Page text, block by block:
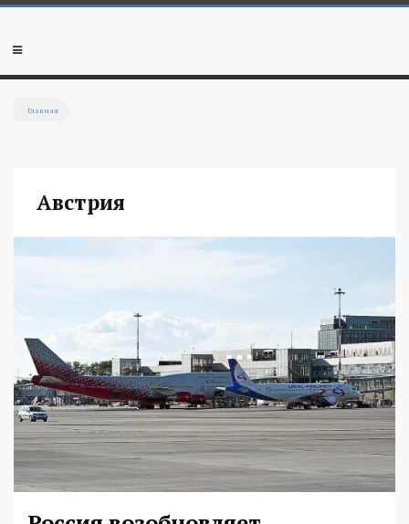
Перейти к основному содержанию
Мобильное
Главная
Австрия